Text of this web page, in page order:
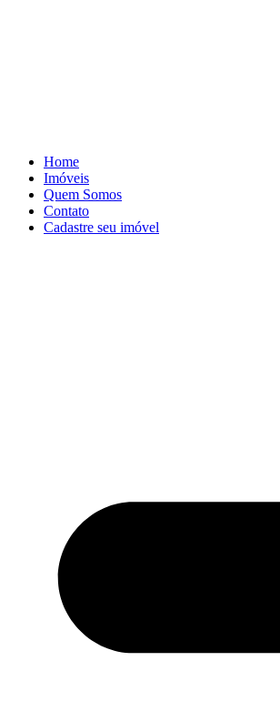
Home
Imóveis
Quem Somos
Contato
Cadastre seu imóvel